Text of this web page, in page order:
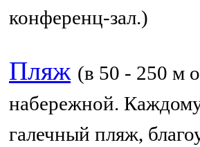
конференц-зал.)
Пляж (в 50 - 250 м
набережной. Каждому
галечный пляж,